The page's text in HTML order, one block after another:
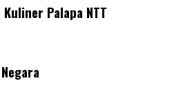
Palapa NTT